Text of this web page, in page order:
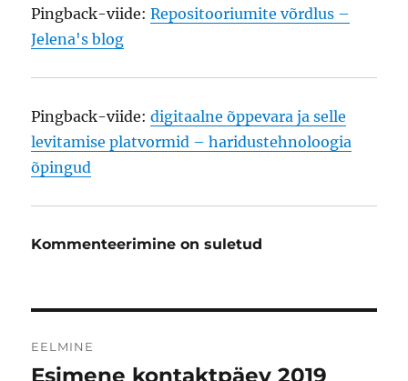
Pingback-viide:Repositooriumite võrdlus –
Jelena's blog
Pingback-viide:digitaalne õppevara ja selle
levitamise platvormid – haridustehnoloogia
õpingud
Kommenteerimine on suletud
EELMINE
Eelmine